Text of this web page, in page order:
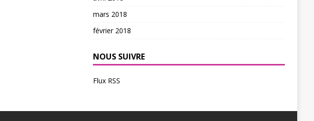
mars 2018
février 2018
NOUS SUIVRE
Flux RSS